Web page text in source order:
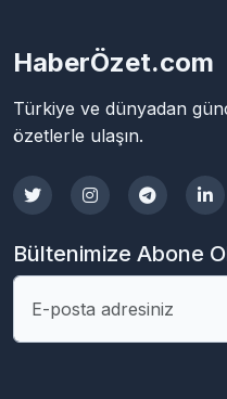
HaberÖzet.com
Türkiye ve dünyadan
özetlerle ulaşın.
Bültenimize Abone